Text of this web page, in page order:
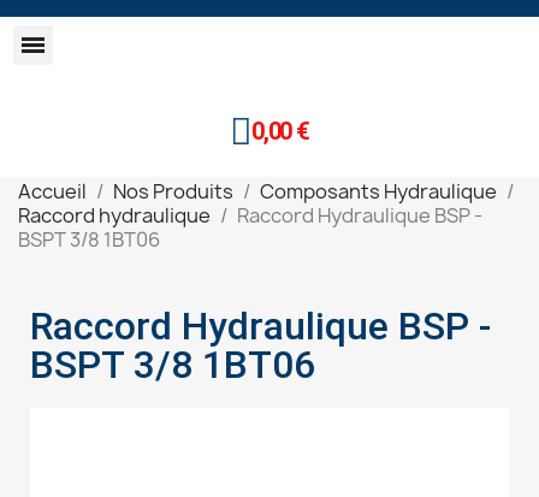
0,00 €
Accueil Nos Produits
Composants Hydraulique
Raccord hydraulique
Raccord Hydraulique BSP -
BSPT 3/8 1BT06
Raccord Hydraulique BSP -
BSPT 3/8 1BT06